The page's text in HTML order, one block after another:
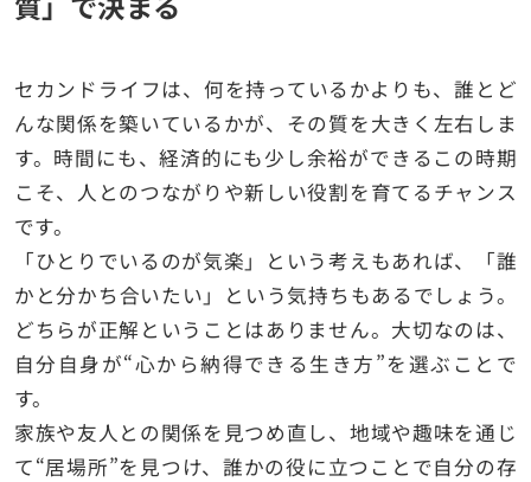
セカンドライフは、何を持っているかよりも、誰とど
んな関係を築いているかが、その質を大きく左右しま
す。時間にも、経済的にも少し余裕ができるこの時期
こそ、人とのつながりや新しい役割を育てるチャンス
です。
「ひとりでいるのが気楽」という考えもあれば、「誰
かと分かち合いたい」という気持ちもあるでしょう。
どちらが正解ということはありません。大切なのは、
自分自身が“心から納得できる生き方”を選ぶことで
す。
家族や友人との関係を見つめ直し、地域や趣味を通じ
て“居場所”を見つけ、誰かの役に立つことで自分の存